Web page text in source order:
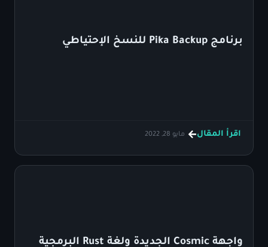
برنامج Pika Backup للنسخ الإحتياطي
اقرأ المقال مايو 28, 2022
واجهة Cosmic الجديدة ولغة Rust البرمجية